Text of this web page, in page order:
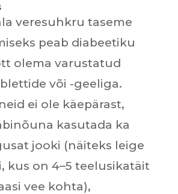
veresuhkru taseme
peab diabeetiku
olema varustatud
või -geeliga.
ei ole käepärast,
kasutada ka
jooki (näiteks leige
kus on 4–5 teelusikatäit
vee kohta),